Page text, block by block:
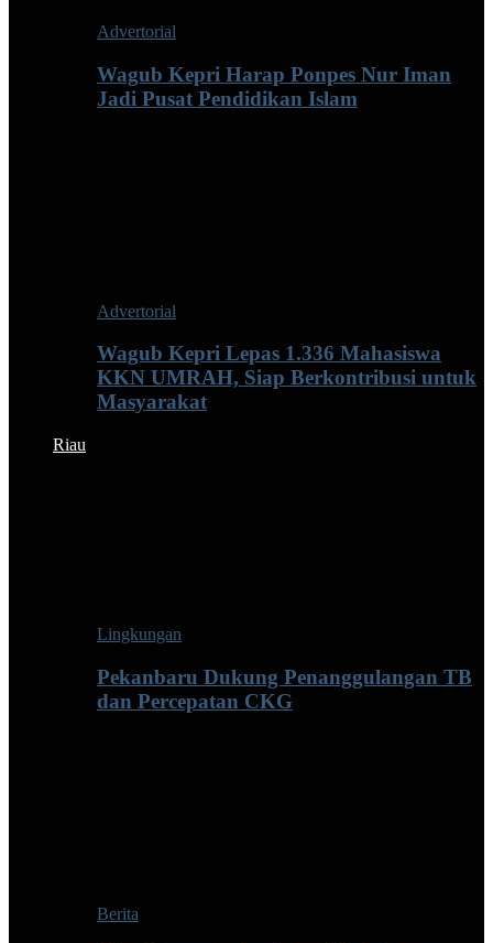
Advertorial
Wagub Kepri Harap Ponpes Nur Iman
Jadi Pusat Pendidikan Islam
Advertorial
Wagub Kepri Lepas 1.336 Mahasiswa
KKN UMRAH, Siap Berkontribusi untuk
Masyarakat
Riau
Lingkungan
Pekanbaru Dukung Penanggulangan TB
dan Percepatan CKG
Berita